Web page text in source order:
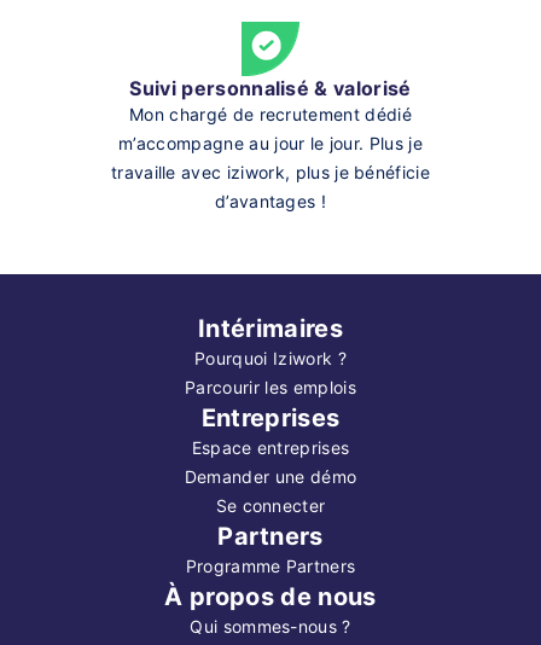
Suivi personnalisé & valorisé
Mon chargé de recrutement dédié
m’accompagne au jour le jour. Plus je
travaille avec iziwork, plus je bénéficie
d’avantages !
Intérimaires
Pourquoi Iziwork ?
Parcourir les emplois
Entreprises
Espace entreprises
Demander une démo
Se connecter
Partners
Programme Partners
À propos de nous
Qui sommes-nous ?